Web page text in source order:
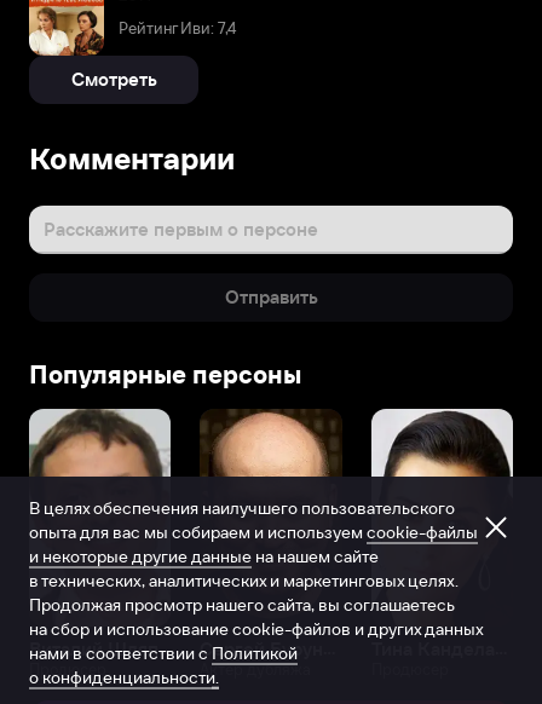
Рейтинг Иви: 7,4
Смотреть
Комментарии
Расскажите первым о персоне
Отправить
Популярные персоны
Виталий Шляппо
Продюсер Актёр дубляжа
В целях обеспечения наилучшего пользовательского
опыта для вас мы собираем и используем cookie-файлы
и некоторые другие данные на нашем сайте
в технических, аналитических и маркетинговых целях.
Продолжая просмотр нашего сайта, вы соглашаетесь
на сбор и использование cookie-файлов и других данных
нами в соответствии с Политикой
о конфиденциальности.